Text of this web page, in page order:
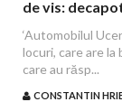
de vis:
‘Automobilul
locuri, care are
care au răsp...
CONSTANTIN